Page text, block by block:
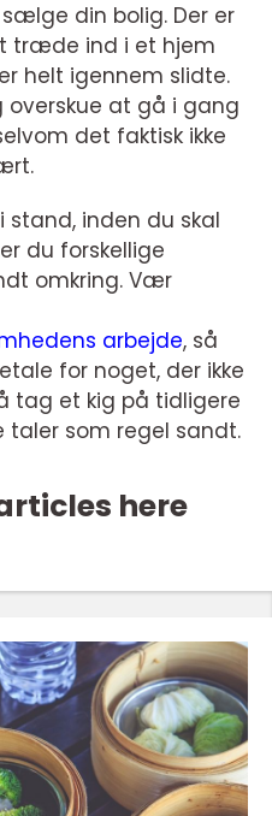
din bolig. Der er
træde ind i et hjem
helt igennem slidte.
at gå i gang
det faktisk ikke
inden du skal
du forskellige
omkring. Vær
arbejde, så
for noget, der ikke
tag et kig på tidligere
taler som regel sandt.
here